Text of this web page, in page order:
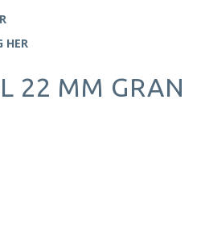
HER
22 MM GRAN